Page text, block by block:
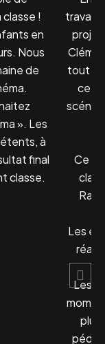
classe !
en
Nous
de
». Les
à
final
classe.
projet
tout au
ce
Ce
Les
Les
plus